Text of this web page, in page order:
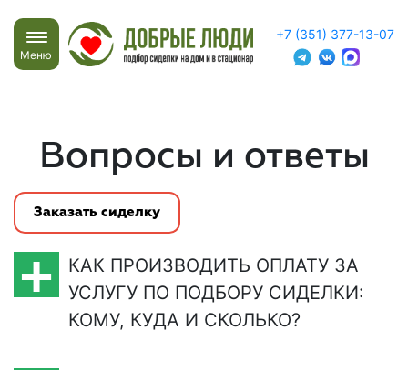
Меню
+7 (351) 377-13-07
Вопросы и ответы
Заказать сиделку
КАК ПРОИЗВОДИТЬ ОПЛАТУ ЗА
УСЛУГУ ПО ПОДБОРУ СИДЕЛКИ:
КОМУ, КУДА И СКОЛЬКО?